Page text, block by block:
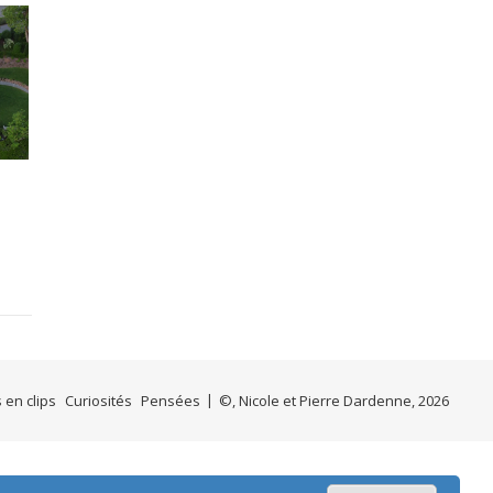
©, Nicole et Pierre Dardenne, 2026
en clips Curiosités Pensées